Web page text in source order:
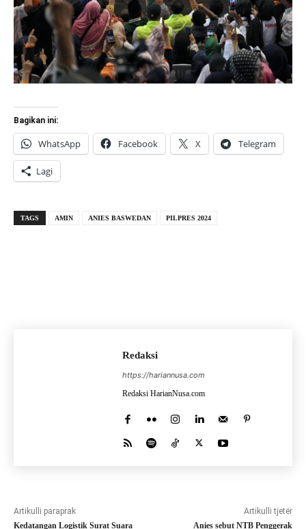
Bagikan ini:
WhatsApp Facebook X Telegram
Lagi
TAGS AMIN ANIES BASWEDAN PILPRES 2024
Redaksi
https://hariannusa.com
Redaksi HarianNusa.com
Artikulli paraprak
Kedatangan Logistik Surat Suara
Artikulli tjetër
Anies sebut NTB Penggerak